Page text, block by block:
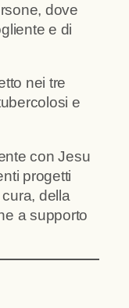
dove
e di
nei tre
e
con Jesu
progetti
della
a supporto